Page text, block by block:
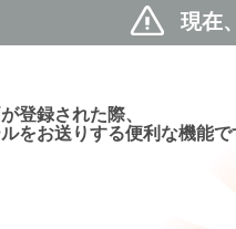
現在
登録された際、
をお送りする便利な機能で